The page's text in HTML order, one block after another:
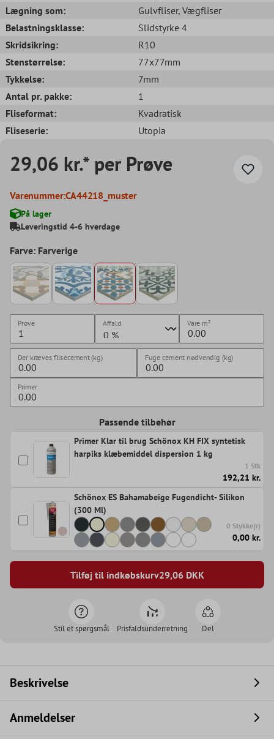
Lægning som:
Gulvfliser, Vægfliser
Belastningsklasse:
Slidstyrke 4
Skridsikring:
R10
Stenstørrelse:
77x77mm
Tykkelse:
7mm
Antal pr. pakke:
1
Fliseformat:
Kvadratisk
Fliseserie:
Utopia
29,06 kr.* per Prøve
Varenummer:CA44218_muster
På lager
Leveringstid 4-6 hverdage
Farve: Farverige
Prøve Affald Vare m²
Der kræves flisecement (kg) Fuge cement nødvendig (kg)
Primer
Passende tilbehør
Primer Klar til brug Schönox KH FIX syntetisk
harpiks klæbemiddel dispersion 1 kg
1 Stk
192,21 kr.
Schönox ES Bahamabeige Fugendicht- Silikon
(300 Ml)
0 Stykke(r)
0,00 kr.
Tilføj til indkøbskurv29,06DKK
Stil et spørgsmål Prisfaldsunderretning Del
Beskrivelse
Anmeldelser